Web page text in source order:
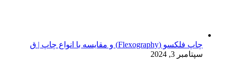
چاپ فلکسو (Flexography) و مقایسه با انواع چاپ | ق
سپتامبر 3, 2024